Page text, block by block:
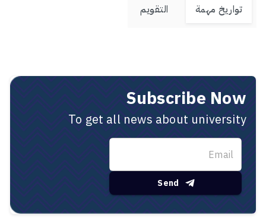
تواريخ مهمة التقويم
Subscribe Now
To get all news about university
Send